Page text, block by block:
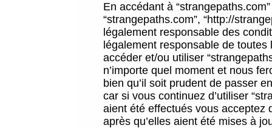
En accédant à
“strangepaths.com”, “http://
légalement responsable des
légalement responsable de
accéder et/ou utiliser
n’importe quel moment et nous
bien qu’il soit prudent de passer
car si vous continuez d’utiliser
aient été effectués vous acceptez
après qu’elles aient été mises à